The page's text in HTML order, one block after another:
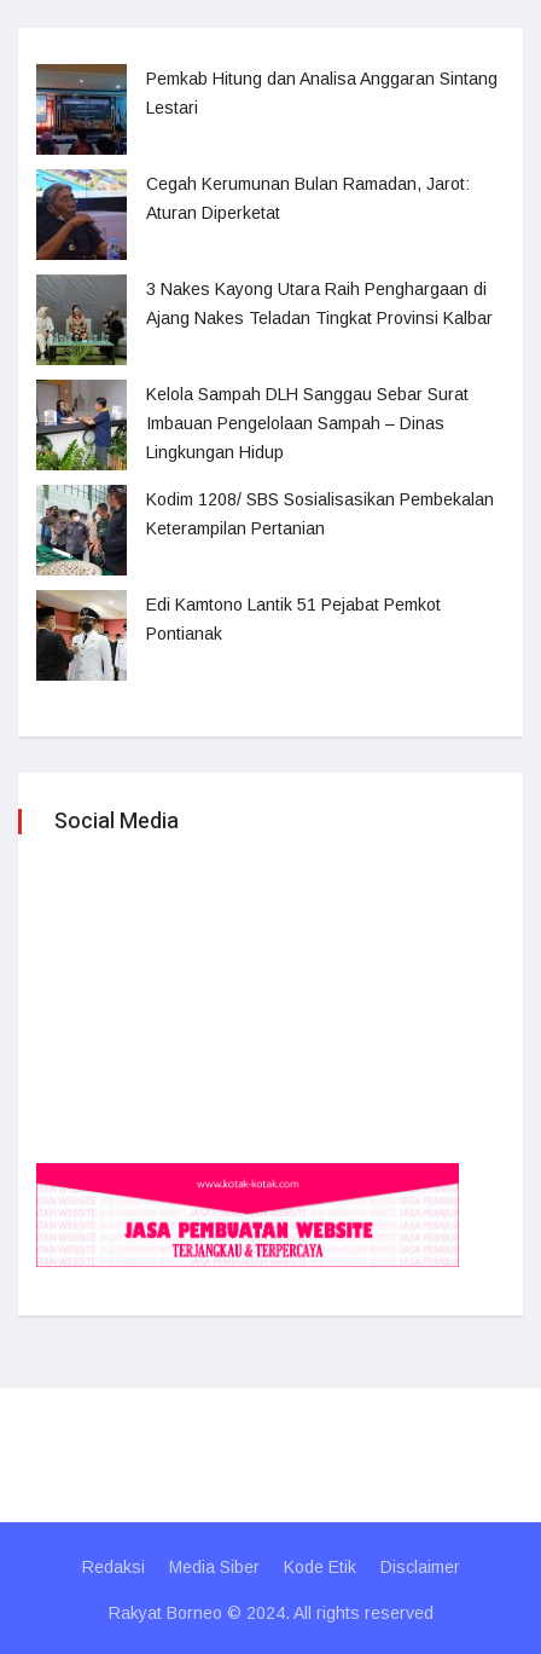
Pemkab Hitung dan Analisa Anggaran Sintang
Lestari
Cegah Kerumunan Bulan Ramadan, Jarot:
Aturan Diperketat
3 Nakes Kayong Utara Raih Penghargaan di
Ajang Nakes Teladan Tingkat Provinsi Kalbar
Kelola Sampah DLH Sanggau Sebar Surat
Imbauan Pengelolaan Sampah – Dinas
Lingkungan Hidup
Kodim 1208/ SBS Sosialisasikan Pembekalan
Keterampilan Pertanian
Edi Kamtono Lantik 51 Pejabat Pemkot
Pontianak
Social Media
Redaksi Media Siber Kode Etik Disclaimer
Rakyat Borneo © 2024. All rights reserved